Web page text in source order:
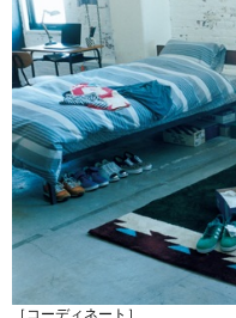
［コーディネート］